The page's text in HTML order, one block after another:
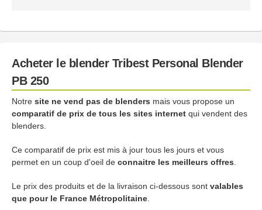
Acheter le blender Tribest Personal Blender
PB 250
Notre site ne vend pas de blenders mais vous propose un
comparatif de prix de tous les sites internet qui vendent des
blenders.
Ce comparatif de prix est mis à jour tous les jours et vous
permet en un coup d'oeil de connaitre les meilleurs offres
Le prix des produits et de la livraison ci-dessous sont valables
que pour le France Métropolitaine